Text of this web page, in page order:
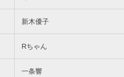
新木優子
Rちゃん
一条響